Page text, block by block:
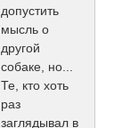
допустить
мысль о
другой
собаке, но...
Те, кто хоть
раз
заглядывал в